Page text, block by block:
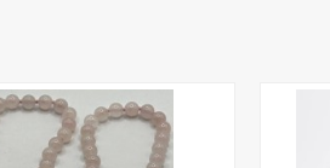
ihrer Beschaffenheit untrennbar mit
in einer versiegelten Packung, wenn